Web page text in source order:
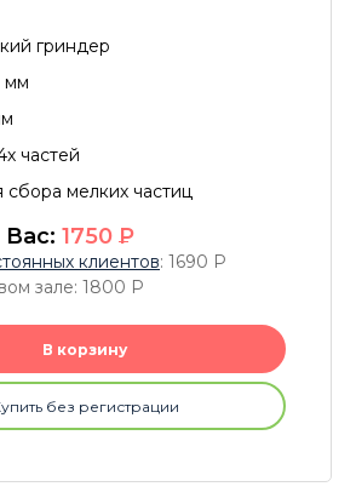
гриндер
мм
частей
сбора мелких частиц
1750 P
клиентов: 1690 P
зале: 1800 P
В корзину
без регистрации